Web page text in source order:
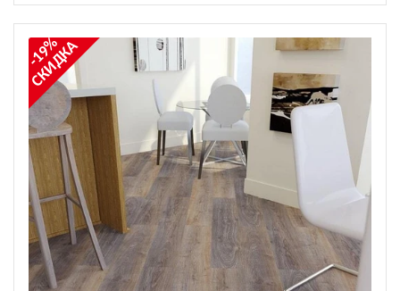
-19%
СКИДКА